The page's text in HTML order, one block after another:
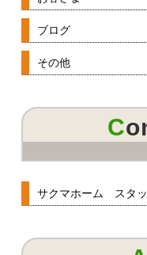
ブログ
その他
サクマホーム スタ